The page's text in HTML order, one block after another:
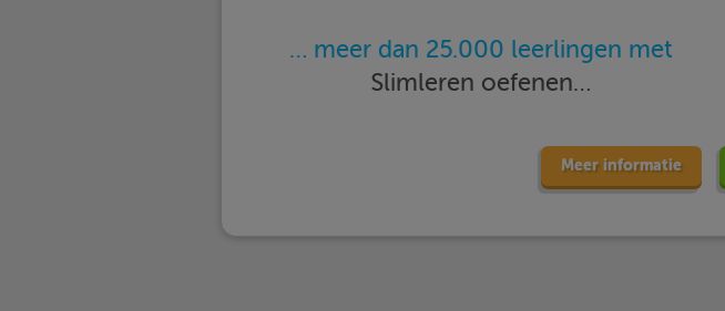
… meer dan 25.000 leerlingen met
Slimleren oefenen…
Meer informatie